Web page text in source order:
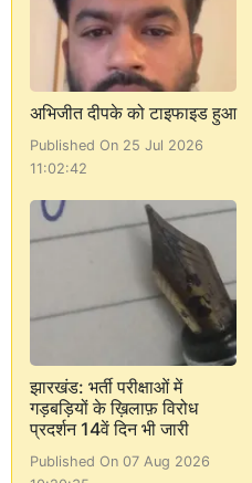
अभिजीत दीपके को टाइफाइड हुआ
Published On 25 Jul 2026
11:02:42
झारखंड: भर्ती परीक्षाओं में
गड़बड़ियों के ख़िलाफ़ विरोध
प्रदर्शन 14वें दिन भी जारी
Published On 07 Aug 2026